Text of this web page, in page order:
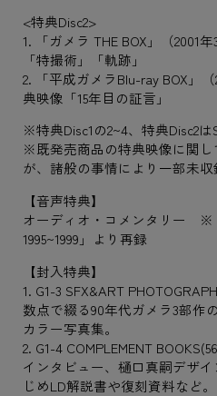
<特典Disc2>
1. 「ガメラ THE BOX」（2001
「特撮術」「軌跡」
2. 「平成ガメラBlu-ray BOX」
典映像「15年目の証言」
※特典Disc1の2~4、特典Disc2は
※既発売商品の特典映像に関
が、諸般の事情により一部未収
【音声特典】
オーディオ・コメンタリー ※
1995~1999」より再録
【封入特典】
1. G1-3 SFX&ART
数点で綴る90年代ガメラ3部作
カラー写真集。
2. G1-4 COMPLEMENT
インタビュー、樋口真嗣デザ
じめLD解説書や復刻資料など。